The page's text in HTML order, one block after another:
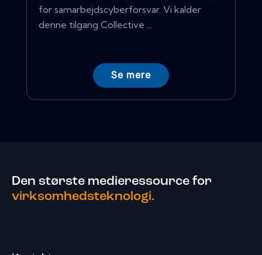
for samarbejdscyberforsvar. Vi kalder
denne tilgang Collective ...
Se mere
Den største medieressource for
virksomhedsteknologi.